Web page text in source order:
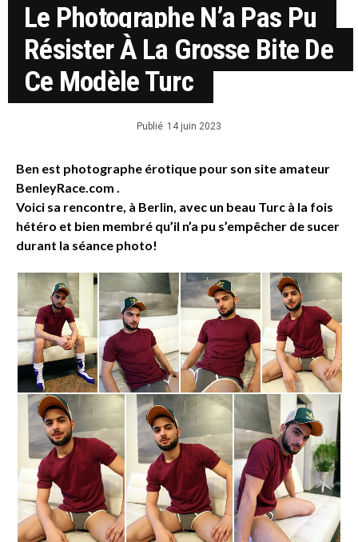
Le Photographe N’a Pas Pu
Résister À La Grosse Bite De
Ce Modèle Turc
Publié 14 juin 2023
Ben est photographe érotique pour son site amateur
BenleyRace.com .
Voici sa rencontre, à Berlin, avec un beau Turc à la fois
hétéro et bien membré qu’il n’a pu s’empêcher de sucer
durant la séance photo!